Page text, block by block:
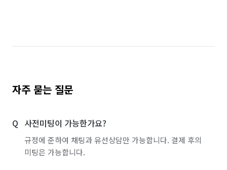
자주 묻는 질문
사전미팅이 가능한가요?
규정에 준하여 채팅과 유선상담만 가능합니다. 결제 후의
미팅은 가능합니다.